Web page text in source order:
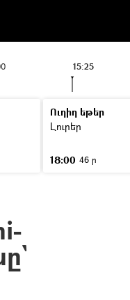
15:25
Ուղիղ եթեր
Լուրեր
18:00 46 ր